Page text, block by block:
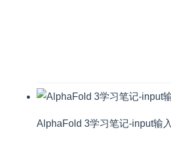
AlphaFold 3学习笔记-input输